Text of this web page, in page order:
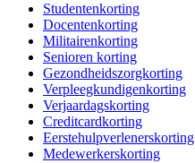
Studentenkorting
Docentenkorting
Militairenkorting
Senioren korting
Gezondheidszorgkorting
Verpleegkundigenkorting
Verjaardagskorting
Creditcardkorting
Eerstehulpverlenerskorting
Medewerkerskorting